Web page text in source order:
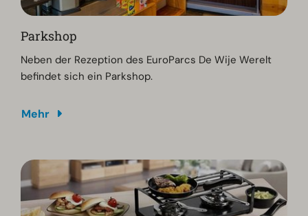
Parkshop
Neben der Rezeption des EuroParcs De Wije Werelt
befindet sich ein Parkshop.
Mehr